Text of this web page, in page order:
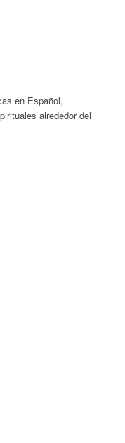
en Español,
alrededor del